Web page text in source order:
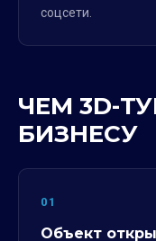
соцсети.
ЧЕМ 3D-
БИЗНЕСУ
01
Объект